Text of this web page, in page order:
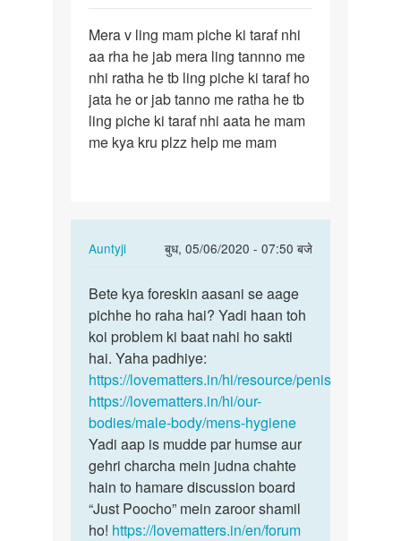
Mera
v
ling
mam
piche
ki…
Mera v ling mam piche ki taraf nhi
aa rha he jab mera ling tannno me
nhi ratha he tb ling piche ki taraf ho
jata he or jab tanno me ratha he tb
ling piche ki taraf nhi aata he mam
me kya kru plzz help me mam
Auntyji
बुध, 05/06/2020 - 07:50 बजे
In
to
Mera
v
ling
mam
piche
ki…
by
Sonu
kumar
Bete
kya
foreskin
aasani
se…
Bete kya foreskin aasani se aage
pichhe ho raha hai? Yadi haan toh
koi problem ki baat nahi ho sakti
hai. Yaha padhiye:
https://lovematters.in/hi/resource/penis
https://lovematters.in/hi/our-
bodies/male-body/mens-hygiene
Yadi aap is mudde par humse aur
gehri charcha mein judna chahte
hain to hamare discussion board
“Just Poocho” mein zaroor shamil
ho! https://lovematters.in/en/forum